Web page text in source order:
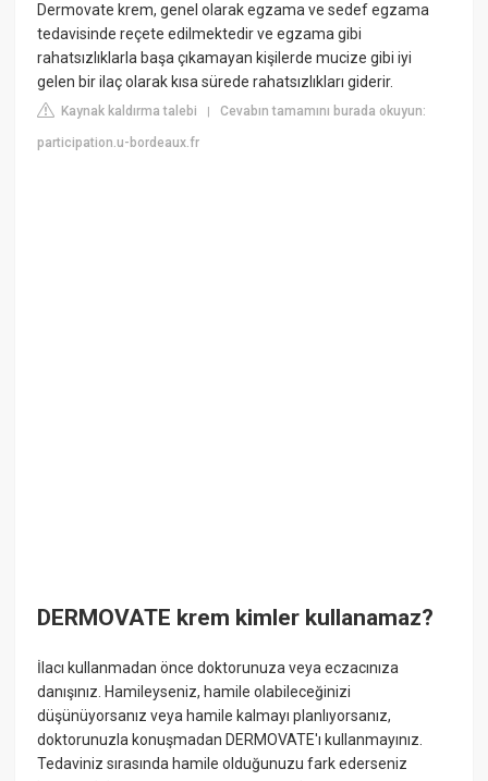
Dermovate krem, genel olarak egzama ve sedef egzama
tedavisinde reçete edilmektedir ve egzama gibi
rahatsızlıklarla başa çıkamayan kişilerde mucize gibi iyi
gelen bir ilaç olarak kısa sürede rahatsızlıkları giderir.
Kaynak kaldırma talebi |Cevabın tamamını burada okuyun:
participation.u-bordeaux.fr
DERMOVATE krem kimler kullanamaz?
İlacı kullanmadan önce doktorunuza veya eczacınıza
danışınız. Hamileyseniz, hamile olabileceğinizi
düşünüyorsanız veya hamile kalmayı planlıyorsanız,
doktorunuzla konuşmadan DERMOVATE'ı kullanmayınız.
Tedaviniz sırasında hamile olduğunuzu fark ederseniz